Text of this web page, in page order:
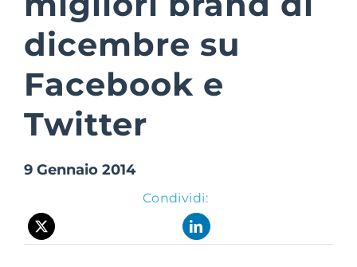
Suite Login
dicembre su
Facebook e
Twitter
9 Gennaio 2014
Condividi: